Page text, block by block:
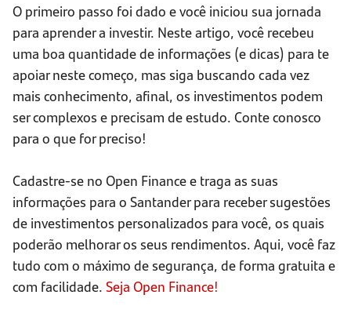
O primeiro passo foi dado e você iniciou sua jornada
para aprender a investir. Neste artigo, você recebeu
uma boa quantidade de informações (e dicas) para te
apoiar neste começo, mas siga buscando cada vez
mais conhecimento, afinal, os investimentos podem
ser complexos e precisam de estudo. Conte conosco
para o que for preciso!
Cadastre-se no Open Finance e traga as suas
informações para o Santander para receber sugestões
de investimentos personalizados para você, os quais
poderão melhorar os seus rendimentos. Aqui, você faz
tudo com o máximo de segurança, de forma gratuita e
com facilidade. Seja Open Finance!